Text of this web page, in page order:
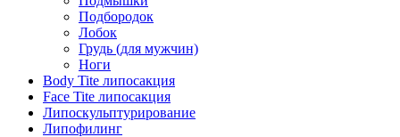
Подбородок
Лобок
Грудь (для мужчин)
Ноги
Body Tite липосакция
Face Tite липосакция
Липоскульптурирование
Липофилинг